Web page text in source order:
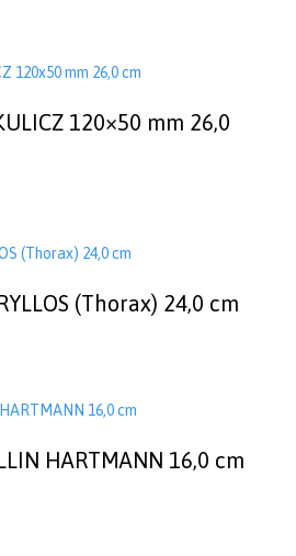
120×50 mm 26,0
(Thorax) 24,0 cm
HARTMANN 16,0 cm